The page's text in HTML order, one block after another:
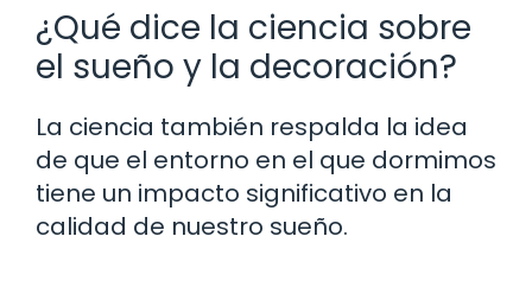
¿Qué dice la ciencia sobre
el sueño y la decoración?
La ciencia también respalda la idea
de que el entorno en el que dormimos
tiene un impacto significativo en la
calidad de nuestro sueño.